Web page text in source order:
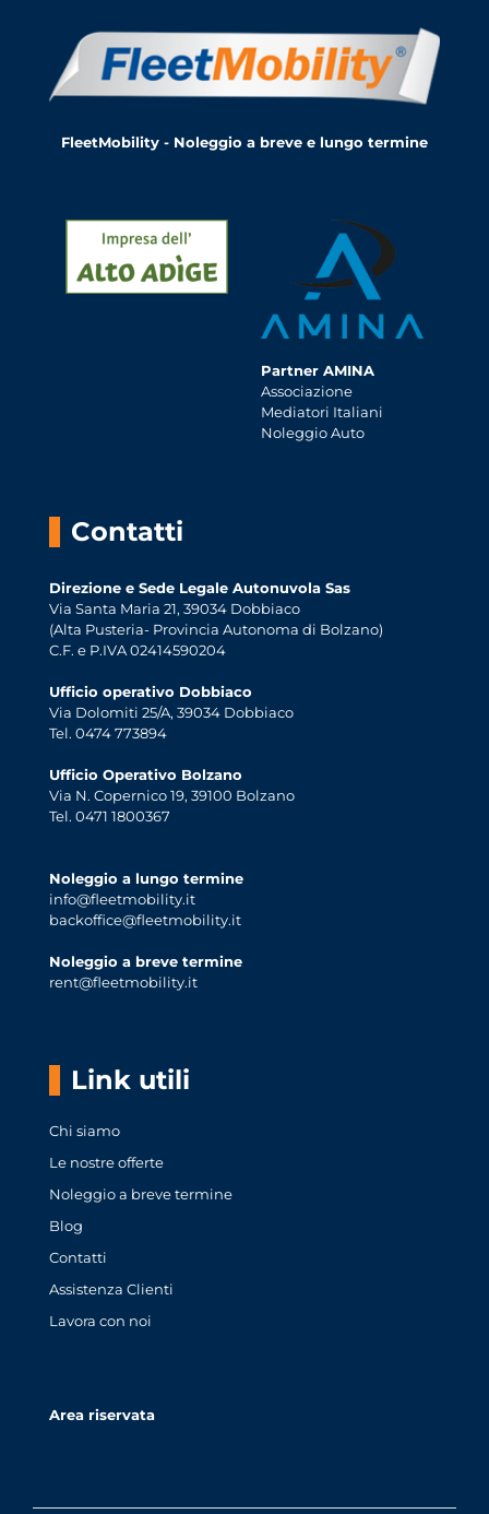
FleetMobility - Noleggio a breve e lungo termine
Partner AMINA
Associazione
Mediatori Italiani
Noleggio Auto
Contatti
Direzione e Sede Legale Autonuvola Sas
Via Santa Maria 21, 39034 Dobbiaco
(Alta Pusteria- Provincia Autonoma di Bolzano)
C.F. e P.IVA 02414590204
Ufficio operativo Dobbiaco
Via Dolomiti 25/A, 39034 Dobbiaco
Tel. 0474 773894
Ufficio Operativo Bolzano
Via N. Copernico 19, 39100 Bolzano
Tel. 0471 1800367
Noleggio a lungo termine
info@fleetmobility.it
backoffice@fleetmobility.it
Noleggio a breve termine
rent@fleetmobility.it
Link utili
Chi siamo
Le nostre offerte
Noleggio a breve termine
Blog
Contatti
Assistenza Clienti
Lavora con noi
Area riservata